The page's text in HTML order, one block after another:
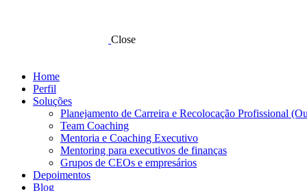
Close
Home
Perfil
Soluções
Planejamento de Carreira e Recolocação Profissional
Team Coaching
Mentoria e Coaching Executivo
Mentoring para executivos de finanças
Grupos de CEOs e empresários
Depoimentos
Blog